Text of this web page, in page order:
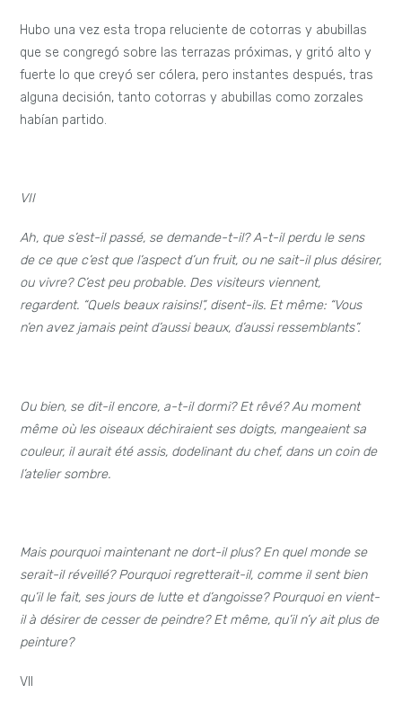
Hubo una vez esta tropa reluciente de cotorras y abubillas
que se congregó sobre las terrazas próximas, y gritó alto y
fuerte lo que creyó ser cólera, pero instantes después, tras
alguna decisión, tanto cotorras y abubillas como zorzales
habían partido.
VII
Ah, que s’est-il passé, se demande-t-il? A-t-il perdu le sens
de ce que c’est que l’aspect d’un fruit, ou ne sait-il plus désirer,
ou vivre?C’est peu probable. Des visiteurs viennent,
regardent. “Quels beaux raisins!”, disent-ils. Et même: “Vous
n’en avez jamais peint d’aussi beaux, d’aussi ressemblants”.
Ou bien, se dit-il encore, a-t-il dormi? Et rêvé? Au moment
même où les oiseaux déchiraient ses doigts, mangeaient sa
couleur, il aurait été assis, dodelinant du chef, dans un coin de
l’atelier sombre.
Mais pourquoi maintenant ne dort-il plus? En quel monde se
serait-il réveillé? Pourquoi regretterait-il, comme il sent bien
qu’il le fait, ses jours de lutte et d’angoisse? Pourquoi en vient-
il à désirer de cesser de peindre?Et même, qu’il n’y ait plus de
peinture?
VII